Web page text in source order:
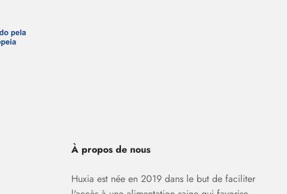
À propos de nous
Huxia est née en 2019 dans le but de faciliter